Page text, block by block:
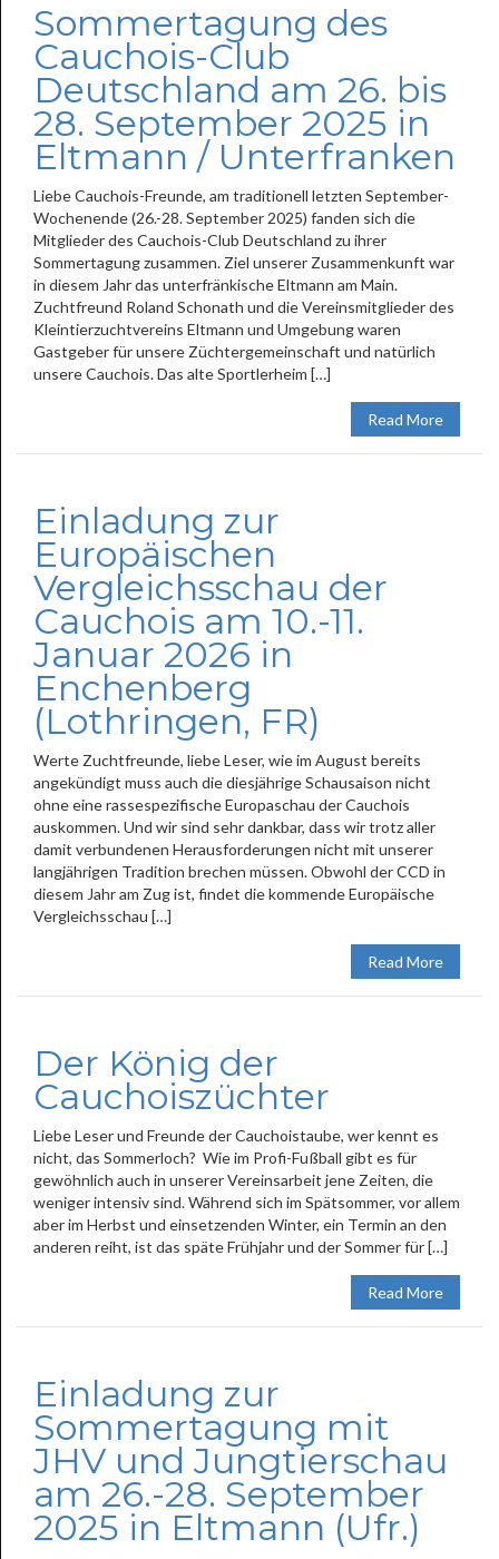
Sommertagung des
Cauchois-Club
Deutschland am 26. bis
28. September 2025 in
Eltmann / Unterfranken
Liebe Cauchois-Freunde, am traditionell letzten September-
Wochenende (26.-28. September 2025) fanden sich die
Mitglieder des Cauchois-Club Deutschland zu ihrer
Sommertagung zusammen. Ziel unserer Zusammenkunft war
in diesem Jahr das unterfränkische Eltmann am Main.
Zuchtfreund Roland Schonath und die Vereinsmitglieder des
Kleintierzuchtvereins Eltmann und Umgebung waren
Gastgeber für unsere Züchtergemeinschaft und natürlich
unsere Cauchois. Das alte Sportlerheim […]
Read More
Einladung zur
Europäischen
Vergleichsschau der
Cauchois am 10.-11.
Januar 2026 in
Enchenberg
(Lothringen, FR)
Werte Zuchtfreunde, liebe Leser, wie im August bereits
angekündigt muss auch die diesjährige Schausaison nicht
ohne eine rassespezifische Europaschau der Cauchois
auskommen. Und wir sind sehr dankbar, dass wir trotz aller
damit verbundenen Herausforderungen nicht mit unserer
langjährigen Tradition brechen müssen. Obwohl der CCD in
diesem Jahr am Zug ist, findet die kommende Europäische
Vergleichsschau […]
Read More
Der König der
Cauchoiszüchter
Liebe Leser und Freunde der Cauchoistaube, wer kennt es
nicht, das Sommerloch? Wie im Profi-Fußball gibt es für
gewöhnlich auch in unserer Vereinsarbeit jene Zeiten, die
weniger intensiv sind. Während sich im Spätsommer, vor allem
aber im Herbst und einsetzenden Winter, ein Termin an den
anderen reiht, ist das späte Frühjahr und der Sommer für […]
Read More
Einladung zur
Sommertagung mit
JHV und Jungtierschau
am 26.-28. September
2025 in Eltmann (Ufr.)